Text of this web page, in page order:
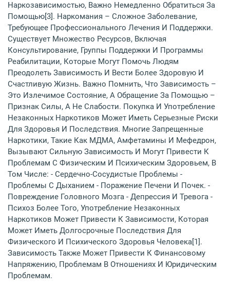
Наркозависимостью, Важно Немедленно Обратиться За
Помощью[3]. Наркомания – Сложное Заболевание,
Требующее Профессионального Лечения И Поддержки.
Существует Множество Ресурсов, Включая
Консультирование, Группы Поддержки И Программы
Реабилитации, Которые Могут Помочь Людям
Преодолеть Зависимость И Вести Более Здоровую И
Счастливую Жизнь. Важно Помнить, Что Зависимость –
Это Излечимое Состояние, А Обращение За Помощью –
Признак Силы, А Не Слабости. Покупка И Употребление
Незаконных Наркотиков Может Иметь Серьезные Риски
Для Здоровья И Последствия. Многие Запрещенные
Наркотики, Такие Как МДМА, Амфетамины И Мефедрон,
Вызывают Сильную Зависимость И Могут Привести К
Проблемам С Физическим И Психическим Здоровьем, В
Том Числе: - Сердечно-Сосудистые Проблемы -
Проблемы С Дыханием - Поражение Печени И Почек. -
Повреждение Головного Мозга - Депрессия И Тревога -
Психоз Более Того, Употребление Незаконных
Наркотиков Может Привести К Зависимости, Которая
Может Иметь Долгосрочные Последствия Для
Физического И Психического Здоровья Человека[1].
Зависимость Также Может Привести К Финансовому
Напряжению, Проблемам В Отношениях И Юридическим
Проблемам.